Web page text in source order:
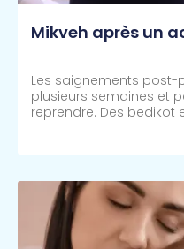
Mikveh après un
Les saignements
plusieurs semaines et
reprendre. Des bedikot